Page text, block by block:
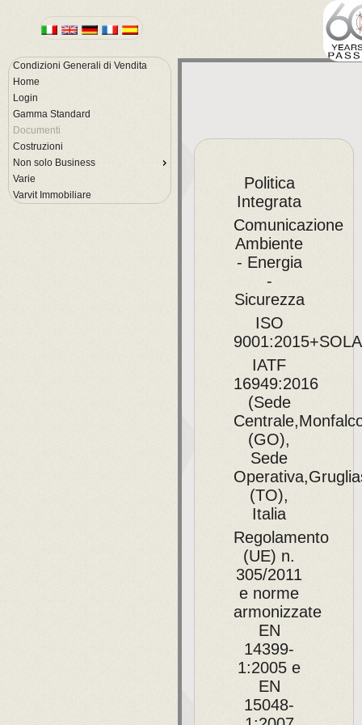
Condizioni Generali di Vendita
Home
Login
Gamma Standard
Documenti
Costruzioni
Non solo Business
Varie
Varvit Immobiliare
Politica
Integrata
Comunicazione
Ambiente
- Energia
-
Sicurezza
ISO
IATF
16949:2016
(Sede
(GO),
Sede
(TO),
Italia
Regolamento
(UE) n.
305/2011
e norme
armonizzate
EN
14399-
1:2005 e
EN
15048-